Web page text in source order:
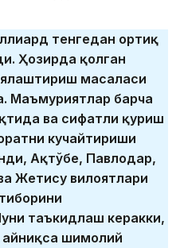
тенгедан ортиқ
Ҳозирда қолган
масаласи
Маъмуриятлар барча
ва сифатли қуриш
кучайтириши
Ақтўбе, Павлодар,
Жетису вилоятлари
таъкидлаш керакки,
шимолий